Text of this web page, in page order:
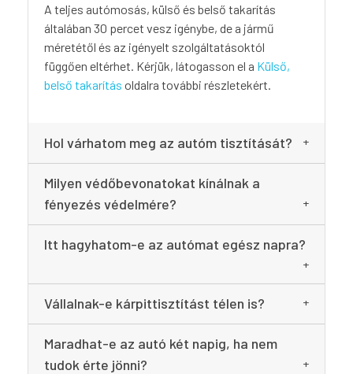
A teljes autómosás, külső és belső takarítás
általában 30 percet vesz igénybe, de a jármű
méretétől és az igényelt szolgáltatásoktól
függően eltérhet. Kérjük, látogasson el a Külső,
belső takarítás oldalra további részletekért.
Hol várhatom meg az autóm tisztítását?
Milyen védőbevonatokat kínálnak a
fényezés védelmére?
Itt hagyhatom-e az autómat egész napra?
Vállalnak-e kárpittisztítást télen is?
Maradhat-e az autó két napig, ha nem
tudok érte jönni?